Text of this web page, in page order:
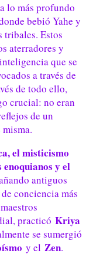
lo más profundo
bebió Yahe y
tribales. Estos
aterradores y
que se
a través de
de todo ello,
crucial: no eran
de un
el misticismo
y el
antiguos
conciencia más
practicó Kriya
se sumergió
y el Zen.